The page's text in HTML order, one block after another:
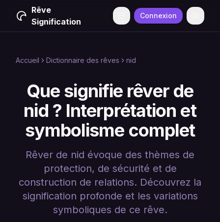
Rêve
Signification
Menu Connexion
Accueil Dictionnaire des rêves nid
Que signifie rêver de
nid ? Interprétation et
symbolisme complet
Rêver de nid évoque des thèmes de
protection, de sécurité et de
construction de relations. Découvrez la
signification profonde et les variations
symboliques de ce rêve.